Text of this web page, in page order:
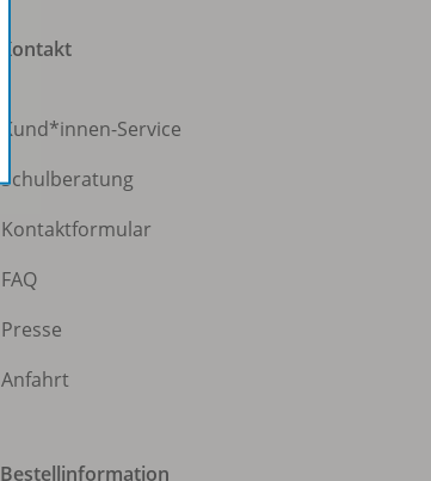
Kontakt
Kund*innen-Service
Schulberatung
Kontaktformular
FAQ
Presse
Anfahrt
Bestellinformation